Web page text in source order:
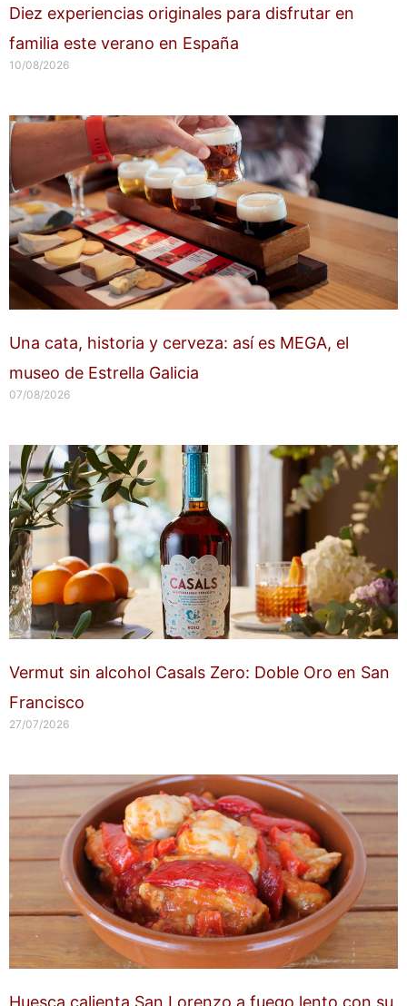
Diez experiencias originales para disfrutar en
familia este verano en España
10/08/2026
Una cata, historia y cerveza: así es MEGA, el
museo de Estrella Galicia
07/08/2026
Vermut sin alcohol Casals Zero: Doble Oro en San
Francisco
27/07/2026
Huesca calienta San Lorenzo a fuego lento con su